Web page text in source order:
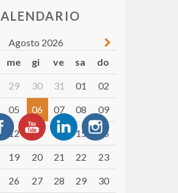
Agosto 2026
me gi ve sa do
29 30 31 01 02
05 06 07 08 09
12 13 14 15 16
19 20 21 22 23
26 27 28 29 30